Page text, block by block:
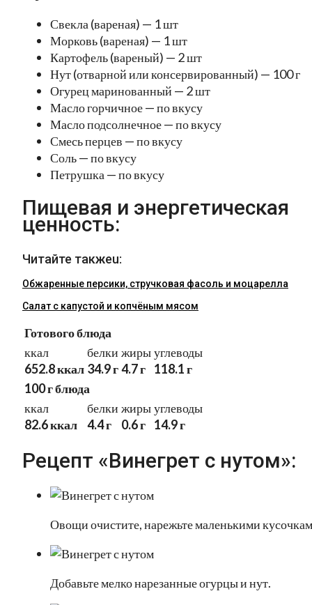
Свекла (вареная) — 1 шт
Морковь (вареная) — 1 шт
Картофель (вареный) — 2 шт
Нут (отварной или консервированный) — 100 г
Огурец маринованный — 2 шт
Масло горчичное — по вкусу
Масло подсолнечное — по вкусу
Смесь перцев — по вкусу
Соль — по вкусу
Петрушка — по вкусу
Пищевая и энергетическая
ценность:
Читайте такжеu:
Обжаренные персики, стручковая фасоль и моцарелла
Салат с капустой и копчёным мясом
Готового блюда
ккал
652.8 ккал
белки
34.9 г
жиры
4.7 г
углеводы
118.1 г
100 г блюда
ккал
82.6 ккал
белки
4.4 г
жиры
0.6 г
углеводы
14.9 г
Рецепт «Винегрет с нутом»:
Овощи очистите, нарежьте маленькими
Добавьте мелко нарезанные огурцы и нут.